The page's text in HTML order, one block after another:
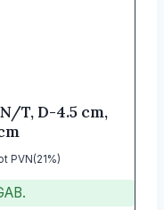
T, D-4.5 cm,
PVN(21%)